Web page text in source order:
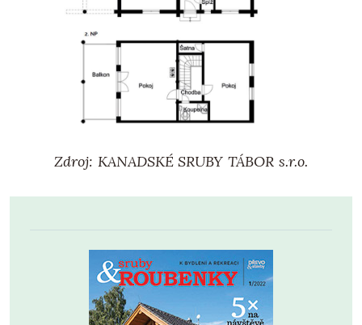
Zdroj: KANADSKÉ SRUBY TÁBOR s.r.o.